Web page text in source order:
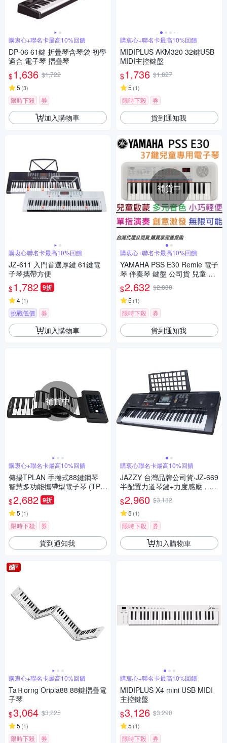
購衷心+聯名卡最高10%回饋
DP-06 61鍵 折疊琴含琴袋 初學
適合 電子琴 摺疊琴
$1,636 $1,722
5 (3)
限時下殺 券
加入購物車
購衷心聯名卡最高10%回饋
JZ-611 入門首選厚鍵 61鍵電
子琴攜帶方便
$1,782 9折
4(1)
挑戰低價 券
加入購物車
補貨中
購衷心+聯名卡最高10%回饋
傳揚TPLAN 手捲式88鍵鋼琴
智慧多功能攜帶型電子琴 (TP-8
8)
$2,682 9折
5 (1)
限時下殺 券
貨到通知我
購衷心+聯名卡最高10%回饋
TaＨorng Oripia88 88鍵摺疊電
子琴
$3,064 $3,225
5 (1)
限時下殺 券
購衷心+聯名卡最高10%回饋
MIDIPLUS AKM320 32鍵USB
MIDI主控鍵盤
$1,736 $1,827
5 (1)
限時下殺 券
貨到通知我
補貨中
購衷心+聯名卡最高10%回饋
YAMAHA PSS E30 Remie 電子
琴 伴奏琴 鍵盤 公司貨 兒童 耳
機 電池
$2,632 $2,830
5 (1)
限時下殺 券
貨到通知我
購衷心聯名卡最高10%回饋
JAZZY 台灣品牌公司貨‧JZ-669
半配置力道琴鍵+力度感應，電
子琴，MP3+麥克風，61鍵贈琴
袋全配，電鋼琴
$2,960 $3,182
5 (1)
限時下殺 券
加入購物車
購衷心+聯名卡最高10%回饋
MIDIPLUS X4 mini USB MIDI
主控鍵盤
$3,126 $3,290
5 (1)
限時下殺 券